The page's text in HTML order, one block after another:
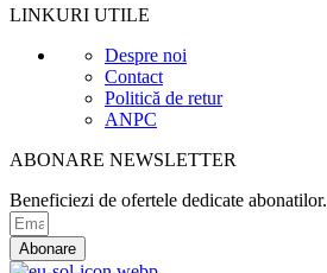
LINKURI UTILE
Despre noi
Contact
Politică de retur
ANPC
ABONARE NEWSLETTER
Beneficiezi de ofertele dedicate abonatilor.
Abonare